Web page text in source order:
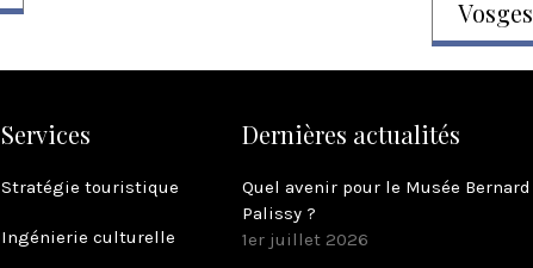
Vosges
Services
Stratégie touristique
Ingénierie culturelle
Dernières actualités
Quel avenir pour le Musée Bernard
Palissy ?
1er juillet 2026